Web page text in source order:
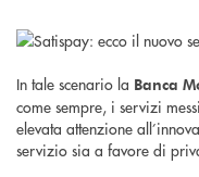
In tale scenario la Banca
come sempre, i servizi
elevata attenzione
servizio sia a favore di